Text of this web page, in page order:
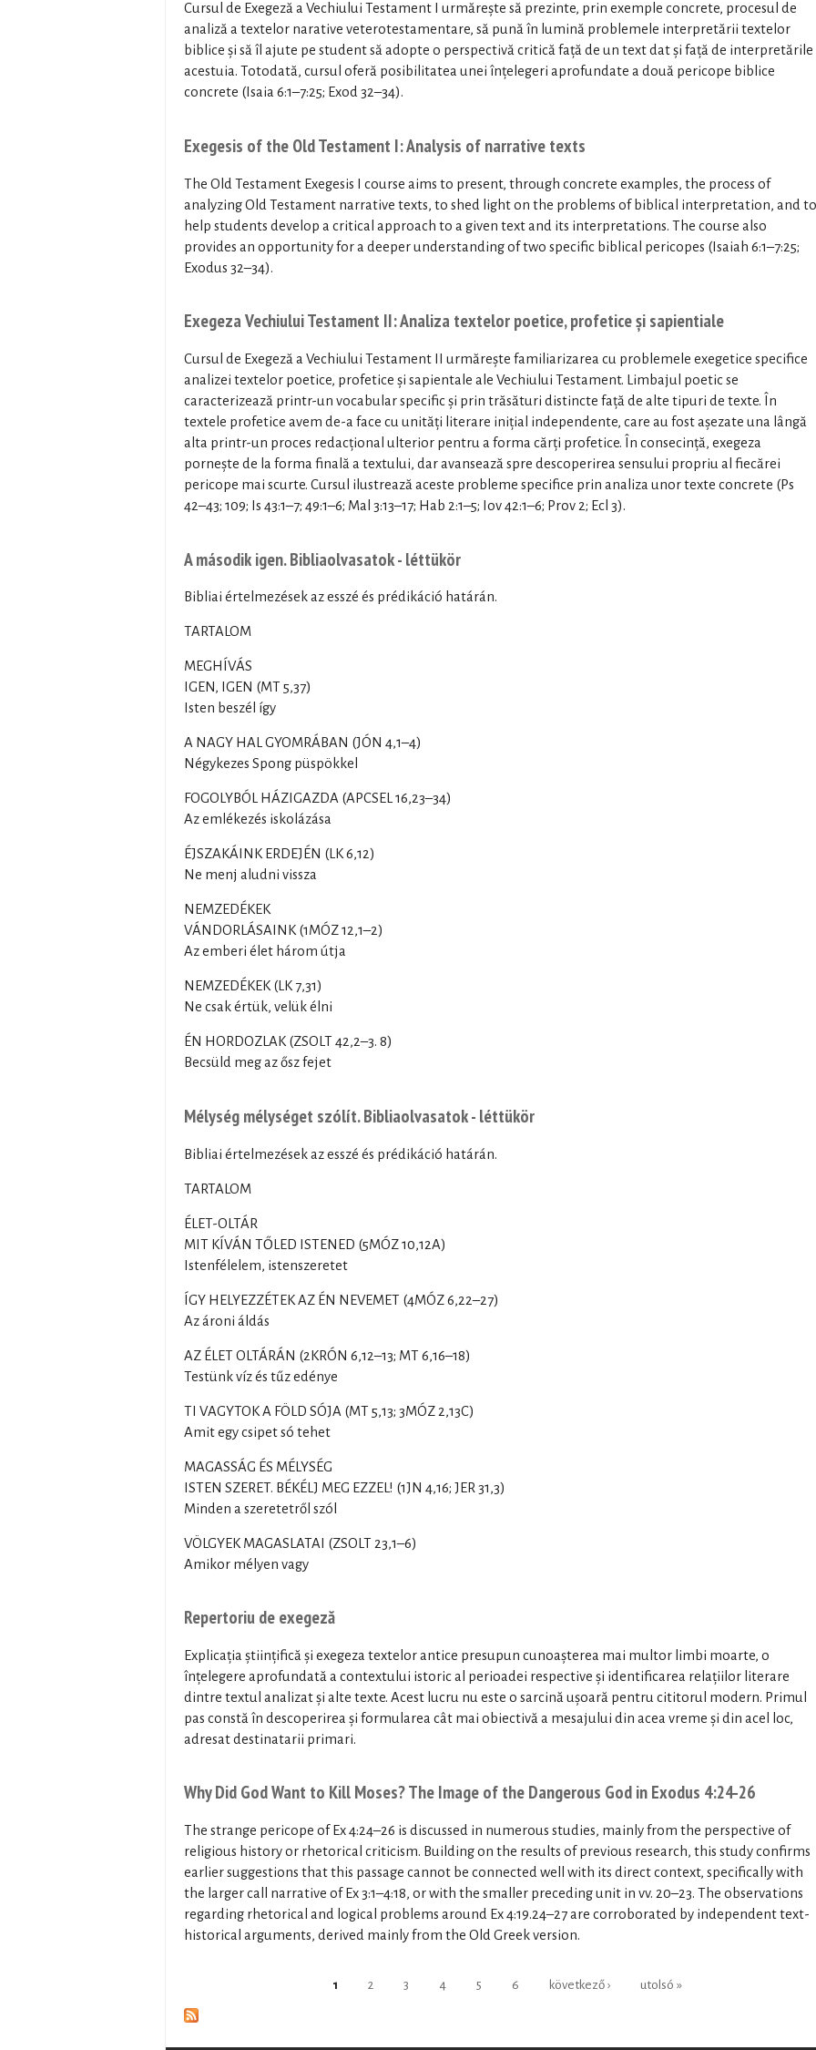
Cursul de Exegeză a Vechiului Testament I urmărește să prezinte, prin exemple concrete, procesul de
analiză a textelor narative veterotestamentare, să pună în lumină problemele interpretării textelor
biblice și să îl ajute pe student să adopte o perspectivă critică față de un text dat și față de interpretările
acestuia. Totodată, cursul oferă posibilitatea unei înțelegeri aprofundate a două pericope biblice
concrete (Isaia 6:1–7:25; Exod 32–34).
Exegesis of the Old Testament I: Analysis of narrative texts
The Old Testament Exegesis I course aims to present, through concrete examples, the process of
analyzing Old Testament narrative texts, to shed light on the problems of biblical interpretation, and to
help students develop a critical approach to a given text and its interpretations. The course also
provides an opportunity for a deeper understanding of two specific biblical pericopes (Isaiah 6:1–7:25;
Exodus 32–34).
Exegeza Vechiului Testament II: Analiza textelor poetice, profetice și sapientiale
Cursul de Exegeză a Vechiului Testament II urmărește familiarizarea cu problemele exegetice specifice
analizei textelor poetice, profetice și sapientale ale Vechiului Testament. Limbajul poetic se
caracterizează printr-un vocabular specific și prin trăsături distincte față de alte tipuri de texte. În
textele profetice avem de-a face cu unități literare inițial independente, care au fost așezate una lângă
alta printr-un proces redacțional ulterior pentru a forma cărți profetice. În consecință, exegeza
pornește de la forma finală a textului, dar avansează spre descoperirea sensului propriu al fiecărei
pericope mai scurte. Cursul ilustrează aceste probleme specifice prin analiza unor texte concrete (Ps
42–43; 109; Is 43:1–7; 49:1–6; Mal 3:13–17; Hab 2:1–5; Iov 42:1–6; Prov 2; Ecl 3).
A második igen. Bibliaolvasatok - léttükör
Bibliai értelmezések az esszé és prédikáció határán.
TARTALOM
MEGHÍVÁS
IGEN, IGEN (MT 5,37)
Isten beszél így
A NAGY HAL GYOMRÁBAN (JÓN 4,1–4)
Négykezes Spong püspökkel
FOGOLYBÓL HÁZIGAZDA (APCSEL 16,23–34)
Az emlékezés iskolázása
ÉJSZAKÁINK ERDEJÉN (LK 6,12)
Ne menj aludni vissza
NEMZEDÉKEK
VÁNDORLÁSAINK (1MÓZ 12,1–2)
Az emberi élet három útja
NEMZEDÉKEK (LK 7,31)
Ne csak értük, velük élni
ÉN HORDOZLAK (ZSOLT 42,2–3. 8)
Becsüld meg az ősz fejet
Mélység mélységet szólít. Bibliaolvasatok - léttükör
Bibliai értelmezések az esszé és prédikáció határán.
TARTALOM
ÉLET-OLTÁR
MIT KÍVÁN TŐLED ISTENED (5MÓZ 10,12A)
Istenfélelem, istenszeretet
ÍGY HELYEZZÉTEK AZ ÉN NEVEMET (4MÓZ 6,22–27)
Az ároni áldás
AZ ÉLET OLTÁRÁN (2KRÓN 6,12–13; MT 6,16–18)
Testünk víz és tűz edénye
TI VAGYTOK A FÖLD SÓJA (MT 5,13; 3MÓZ 2,13C)
Amit egy csipet só tehet
MAGASSÁG ÉS MÉLYSÉG
ISTEN SZERET. BÉKÉLJ MEG EZZEL! (1JN 4,16; JER 31,3)
Minden a szeretetről szól
VÖLGYEK MAGASLATAI (ZSOLT 23,1–6)
Amikor mélyen vagy
Repertoriu de exegeză
Explicația științifică și exegeza textelor antice presupun cunoașterea mai multor limbi moarte, o
înțelegere aprofundată a contextului istoric al perioadei respective și identificarea relațiilor literare
dintre textul analizat și alte texte. Acest lucru nu este o sarcină ușoară pentru cititorul modern. Primul
pas constă în descoperirea și formularea cât mai obiectivă a mesajului din acea vreme și din acel loc,
adresat destinatarii primari.
Why Did God Want to Kill Moses? The Image of the Dangerous God in Exodus 4:24-26
The strange pericope of Ex 4:24–26 is discussed in numerous studies, mainly from the perspective of
religious history or rhetorical criticism. Building on the results of previous research, this study confirms
earlier suggestions that this passage cannot be connected well with its direct context, specifically with
the larger call narrative of Ex 3:1–4:18, or with the smaller preceding unit in vv. 20–23. The observations
regarding rhetorical and logical problems around Ex 4:19.24–27 are corroborated by independent text-
historical arguments, derived mainly from the Old Greek version.
1 2 3 4 5 6 következő › utolsó »